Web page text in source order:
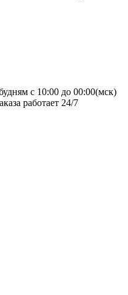
с 10:00 до 00:00(мск)
работает 24/7